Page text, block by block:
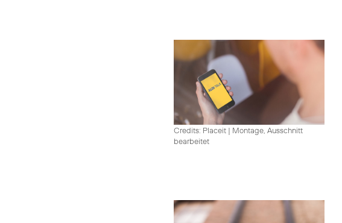
Credits: Placeit | Montage, Ausschnitt
bearbeitet